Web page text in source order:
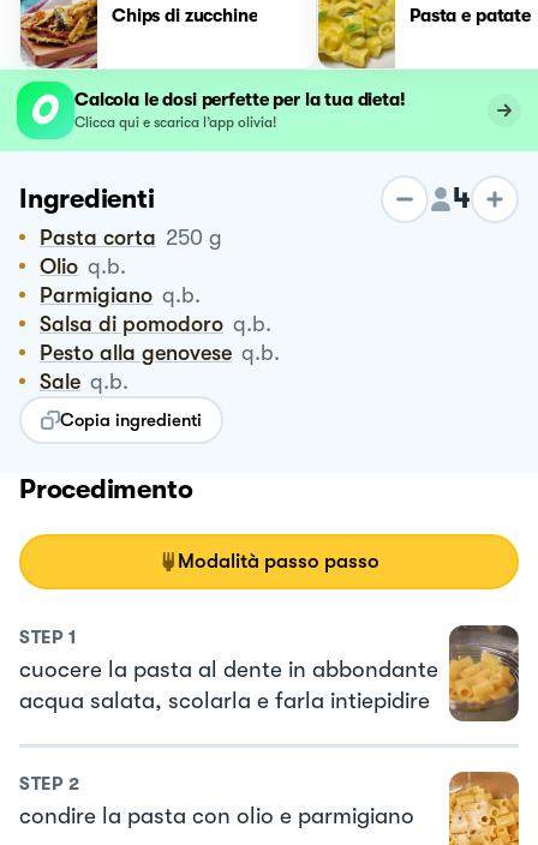
Chips di zucchine Pasta e patate
Calcola le dosi perfette per la tua dieta!
Clicca qui e scarica l’app olivia!
Ingredienti 4
Pasta corta 250 g
Olio q.b.
Parmigiano q.b.
Salsa di pomodoro q.b.
Pesto alla genovese q.b.
Sale q.b.
Copia ingredienti
Procedimento
Modalità passo passo
STEP 1
cuocere la pasta al dente in abbondante
acqua salata, scolarla e farla intiepidire
STEP 2
condire la pasta con olio e parmigiano